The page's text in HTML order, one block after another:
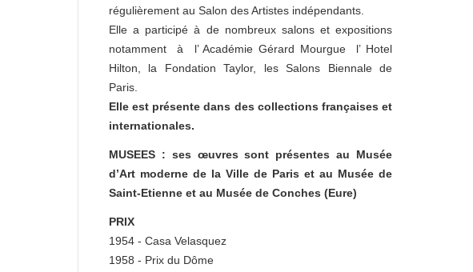
régulièrement au Salon des Artistes indépendants.
Elle a participé à de nombreux salons et expositions
notamment à l’ Académie Gérard Mourgue l’ Hotel
Hilton, la Fondation Taylor, les Salons Biennale de
Paris.
Elle est présente dans des collections françaises et
internationales.
MUSEES : ses œuvres sont présentes au Musée
d’Art moderne de la Ville de Paris et au Musée de
Saint-Etienne et au Musée de Conches (Eure)
PRIX
1954 - Casa Velasquez
1958 - Prix du Dôme